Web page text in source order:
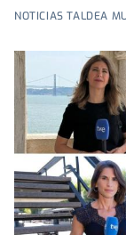
NOTICIAS TALDEA